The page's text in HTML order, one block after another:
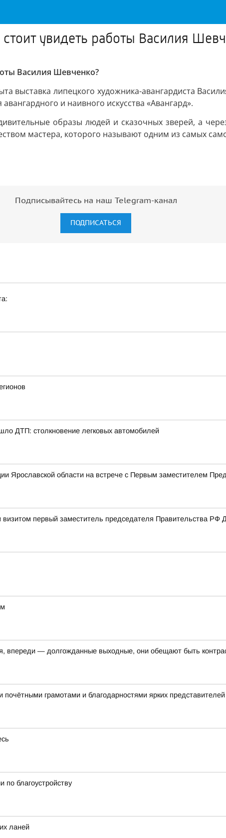
увидеть работы Василия
Василия Шевченко?
выставка липецкого художника-авангардиста
и наивного искусства «Авангард».
образы людей и сказочных зверей, а
мастера, которого называют одним из самых
Подписывайтесь на наш Telegram-канал
ПОДПИСАТЬСЯ
ДТП: столкновение легковых автомобилей
Ярославской области на встрече с Первым заместителем
первый заместитель председателя Правительства РФ
впереди — долгожданные выходные, они обещают быть
грамотами и благодарностями ярких
по благоустройству
ланей